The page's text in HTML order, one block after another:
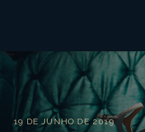
19 DE JUNHO DE 2019